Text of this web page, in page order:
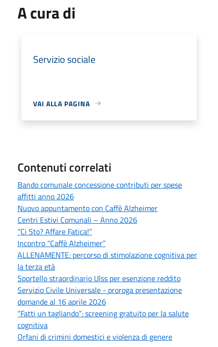
A cura di
Servizio sociale
VAI ALLA PAGINA
Contenuti correlati
Bando comunale concessione contributi per spese
affitti anno 2026
Nuovo appuntamento con Caffè Alzheimer
Centri Estivi Comunali – Anno 2026
“Ci Sto? Affare Fatica!”
Incontro “Caffè Alzheimer”
ALLENAMENTE: percorso di stimolazione cognitiva per
la terza età
Sportello straordinario Ulss per esenzione reddito
Servizio Civile Universale - proroga presentazione
domande al 16 aprile 2026
“Fatti un tagliando”: screening gratuito per la salute
cognitiva
Orfani di crimini domestici e violenza di genere